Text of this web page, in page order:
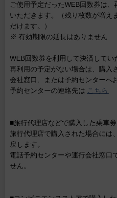
ご使用予定だったWEB回数券は
いただきます。（残り枚数が増え
だけます。）
※ 有効期限の延長はありません
WEB回数券を利用して決済してい
再利用の予定がない場合は、購入
会社窓口、または予約センターへ
予約センターの連絡先は こちら
■旅行代理店などで購入した乗
旅行代理店で購入された場合には
戻します。
電話予約センターや運行会社窓口
せん。